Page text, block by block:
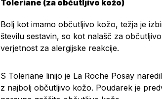
Toleriane (za občutljivo kožo)
Bolj kot imamo občutljivo kožo, težja je
številu sestavin, so kot nalašč za
verjetnost za alergijske reakcije.
S Toleriane linijo je La Roche Posay
z najbolj občutljivo kožo. Poudarek je